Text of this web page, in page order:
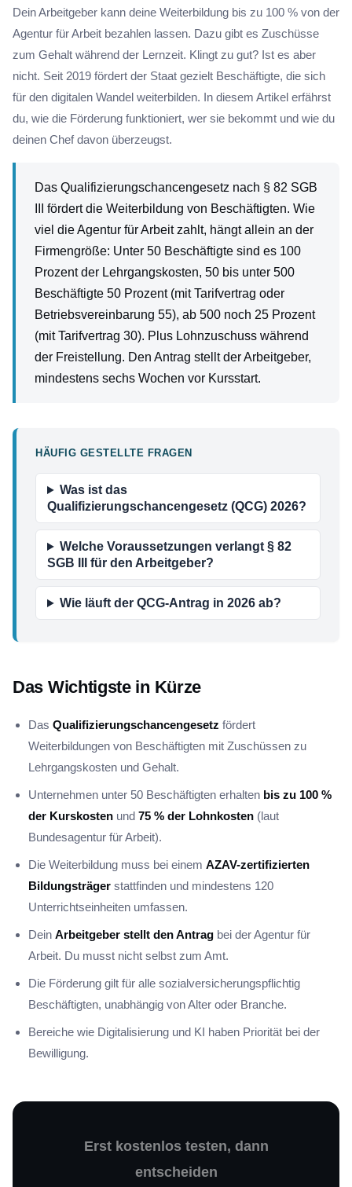
Dein Arbeitgeber kann deine Weiterbildung bis zu 100 % von der
Agentur für Arbeit bezahlen lassen. Dazu gibt es Zuschüsse
zum Gehalt während der Lernzeit. Klingt zu gut? Ist es aber
nicht. Seit 2019 fördert der Staat gezielt Beschäftigte, die sich
für den digitalen Wandel weiterbilden. In diesem Artikel erfährst
du, wie die Förderung funktioniert, wer sie bekommt und wie du
deinen Chef davon überzeugst.
Das Qualifizierungschancengesetz nach § 82 SGB
III fördert die Weiterbildung von Beschäftigten. Wie
viel die Agentur für Arbeit zahlt, hängt allein an der
Firmengröße: Unter 50 Beschäftigte sind es 100
Prozent der Lehrgangskosten, 50 bis unter 500
Beschäftigte 50 Prozent (mit Tarifvertrag oder
Betriebsvereinbarung 55), ab 500 noch 25 Prozent
(mit Tarifvertrag 30). Plus Lohnzuschuss während
der Freistellung. Den Antrag stellt der Arbeitgeber,
mindestens sechs Wochen vor Kursstart.
HÄUFIG GESTELLTE FRAGEN
Was ist das
Qualifizierungschancengesetz (QCG) 2026?
Welche Voraussetzungen verlangt § 82
SGB III für den Arbeitgeber?
Wie läuft der QCG-Antrag in 2026 ab?
Das Wichtigste in Kürze
Das Qualifizierungschancengesetz fördert
Weiterbildungen von Beschäftigten mit Zuschüssen zu
Lehrgangskosten und Gehalt.
Unternehmen unter 50 Beschäftigten erhalten bis zu 100 %
der Kurskosten und 75 % der Lohnkosten (laut
Bundesagentur für Arbeit).
Die Weiterbildung muss bei einem AZAV-zertifizierten
Bildungsträger stattfinden und mindestens 120
Unterrichtseinheiten umfassen.
Dein Arbeitgeber stellt den Antrag bei der Agentur für
Arbeit. Du musst nicht selbst zum Amt.
Die Förderung gilt für alle sozialversicherungspflichtig
Beschäftigten, unabhängig von Alter oder Branche.
Bereiche wie Digitalisierung und KI haben Priorität bei der
Bewilligung.
Erst kostenlos testen, dann
entscheiden